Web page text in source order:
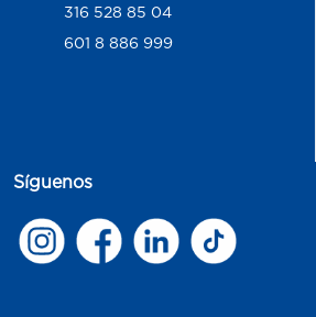
316 528 85 04
601 8 886 999
Síguenos